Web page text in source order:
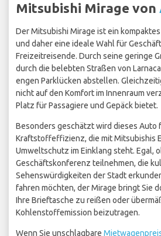
Mitsubishi Mirage von
Der Mitsubishi Mirage ist ein
und daher eine ideale Wahl für
Freizeitreisende. Durch seine geringe
durch die belebten Straßen von
engen Parklücken abstellen.
nicht auf den Komfort im Innenraum
Platz für Passagiere und Gepäck bietet.
Besonders geschätzt wird dieses Auto
Kraftstoffeffizienz, die mit Mitsubishis
Umweltschutz im Einklang steht. Egal,
Geschäftskonferenz teilnehmen, die
Sehenswürdigkeiten der Stadt
fahren möchten, der Mirage bringt Sie
Ihre Brieftasche zu reißen oder
Kohlenstoffemission beizutragen.
Wenn Sie unschlagbare